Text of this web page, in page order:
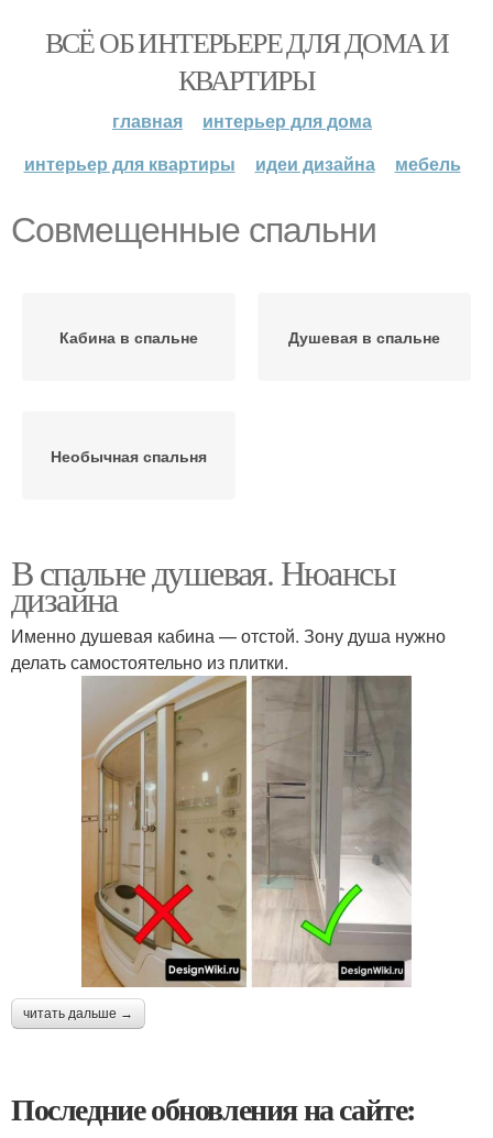
ВСЁ ОБ ИНТЕРЬЕРЕ ДЛЯ ДОМА И
КВАРТИРЫ
главная
интерьер для дома
интерьер для квартиры
идеи дизайна мебель
Совмещенные спальни
Кабина в спальне Душевая в спальне
Необычная спальня
В спальне душевая. Нюансы
дизайна
Именно душевая кабина — отстой. Зону душа нужно
делать самостоятельно из плитки.
читать дальше →
Последние обновления на сайте: